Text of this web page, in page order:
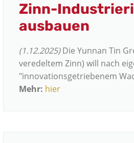
Zinn-
ausbauen
(1.12.2025)Die Yunnan Tin
veredeltem Zinn) will nach
"innovationsgetriebenem
Mehr: hier